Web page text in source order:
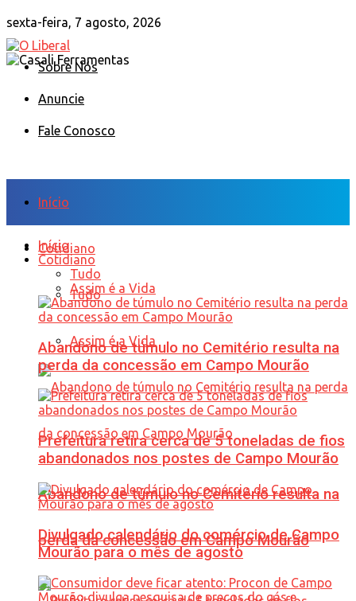
sexta-feira, 7 agosto, 2026
Sobre Nós
Anuncie
Fale Conosco
Início
Cotidiano
Tudo
Assim é a Vida
Abandono de túmulo no Cemitério resulta na
perda da concessão em Campo Mourão
Início
Cotidiano
Tudo
Assim é a Vida
Abandono de túmulo no Cemitério resulta na
perda da concessão em Campo Mourão
Prefeitura retira cerca de 5 toneladas de fios
abandonados nos postes de Campo Mourão
Divulgado calendário do comércio de Campo
Mourão para o mês de agosto